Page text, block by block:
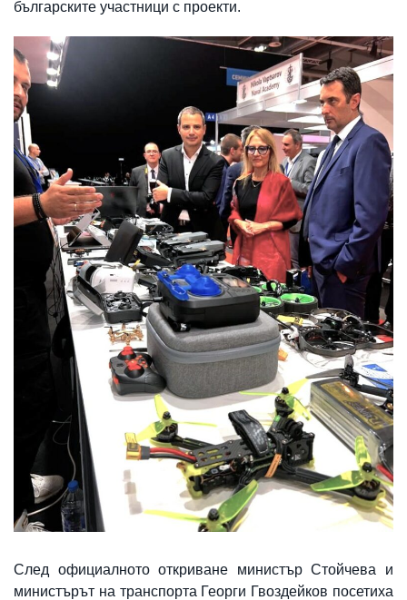
българските участници с проекти.
След официалното откриване министър Стойчева и
министърът на транспорта Георги Гвоздейков посетиха